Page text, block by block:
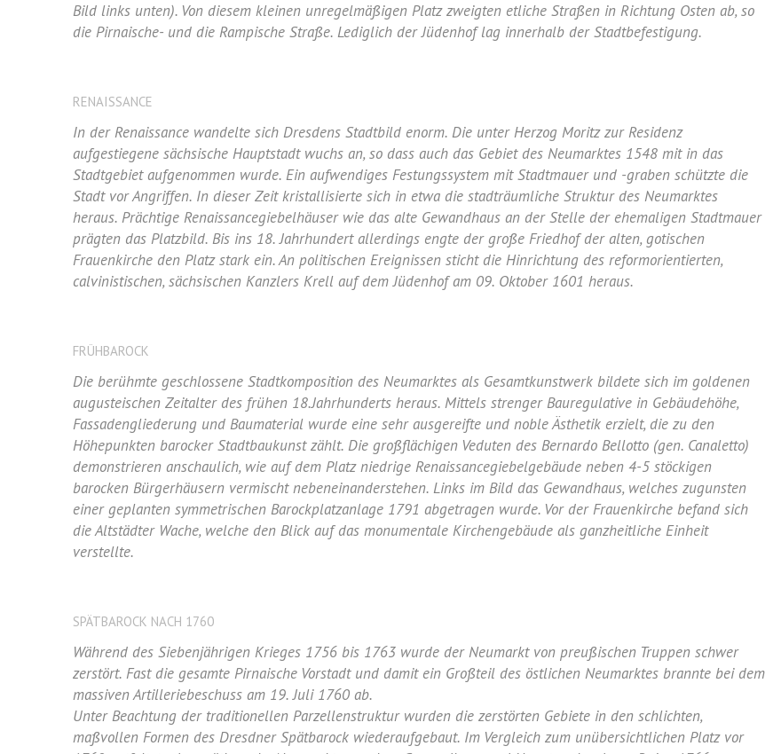
Bild links unten). Von diesem kleinen unregelmäßigen Platz zweigten etliche Straßen in Richtung Osten ab, so
die Pirnaische- und die Rampische Straße. Lediglich der Jüdenhof lag innerhalb der Stadtbefestigung.
RENAISSANCE
In der Renaissance wandelte sich Dresdens Stadtbild enorm. Die unter Herzog Moritz zur Residenz
aufgestiegene sächsische Hauptstadt wuchs an, so dass auch das Gebiet des Neumarktes 1548 mit in das
Stadtgebiet aufgenommen wurde. Ein aufwendiges Festungssystem mit Stadtmauer und -graben schützte die
Stadt vor Angriffen. In dieser Zeit kristallisierte sich in etwa die stadträumliche Struktur des Neumarktes
heraus. Prächtige Renaissancegiebelhäuser wie das alte Gewandhaus an der Stelle der ehemaligen Stadtmauer
prägten das Platzbild. Bis ins 18. Jahrhundert allerdings engte der große Friedhof der alten, gotischen
Frauenkirche den Platz stark ein. An politischen Ereignissen sticht die Hinrichtung des reformorientierten,
calvinistischen, sächsischen Kanzlers Krell auf dem Jüdenhof am 09. Oktober 1601 heraus.
FRÜHBAROCK
Die berühmte geschlossene Stadtkomposition des Neumarktes als Gesamtkunstwerk bildete sich im goldenen
augusteischen Zeitalter des frühen 18.Jahrhunderts heraus. Mittels strenger Bauregulative in Gebäudehöhe,
Fassadengliederung und Baumaterial wurde eine sehr ausgereifte und noble Ästhetik erzielt, die zu den
Höhepunkten barocker Stadtbaukunst zählt. Die großflächigen Veduten des Bernardo Bellotto (gen. Canaletto)
demonstrieren anschaulich, wie auf dem Platz niedrige Renaissancegiebelgebäude neben 4-5 stöckigen
barocken Bürgerhäusern vermischt nebeneinanderstehen. Links im Bild das Gewandhaus, welches zugunsten
einer geplanten symmetrischen Barockplatzanlage 1791 abgetragen wurde. Vor der Frauenkirche befand sich
die Altstädter Wache, welche den Blick auf das monumentale Kirchengebäude als ganzheitliche Einheit
verstellte.
SPÄTBAROCK NACH 1760
Während des Siebenjährigen Krieges 1756 bis 1763 wurde der Neumarkt von preußischen Truppen schwer
zerstört. Fast die gesamte Pirnaische Vorstadt und damit ein Großteil des östlichen Neumarktes brannte bei dem
massiven Artilleriebeschuss am 19. Juli 1760 ab.
Unter Beachtung der traditionellen Parzellenstruktur wurden die zerstörten Gebiete in den schlichten,
maßvollen Formen des Dresdner Spätbarock wiederaufgebaut. Im Vergleich zum unübersichtlichen Platz vor